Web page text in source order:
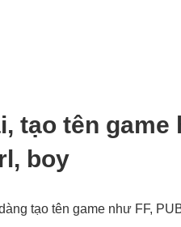
tạo tên game
boy
tạo tên game như FF,